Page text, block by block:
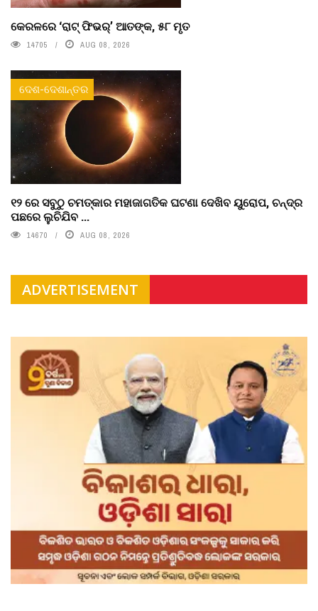
କେରଳରେ ‘ରାଟ୍ ଫିଭର୍’ ଆତଙ୍କ, ୫୮ ମୃତ
14705 AUG 08, 2026
ଦେଶ-ଦେଶାନ୍ତର
୧୨ ରେ ସବୁଠୁ ଚମତ୍କାର ମହାଜାଗତିକ ଘଟଣା ଦେଖିବ ୟୁରୋପ, ଚନ୍ଦ୍ର
ପଛରେ ଲୁଚିଯିବ ...
14670 AUG 08, 2026
ADVERTISEMENT